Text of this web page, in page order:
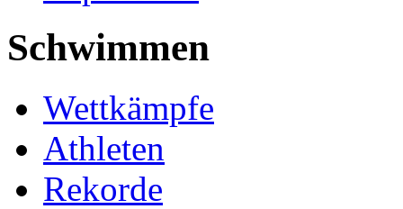
Schwimmen
Wettkämpfe
Athleten
Rekorde